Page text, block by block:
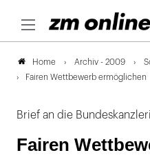
Home Archiv - 2009
Fairen Wettbewerb ermöglichen
Brief an die
Fairen